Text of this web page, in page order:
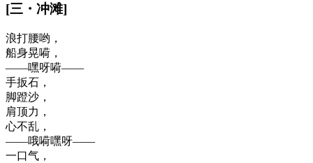
[三 ・ 冲滩]
浪打腰哟，
船身晃嗬，
——嘿呀嗬——
手扳石，
脚蹬沙，
肩顶力，
心不乱，
——哦嗬嘿呀——
一口气，